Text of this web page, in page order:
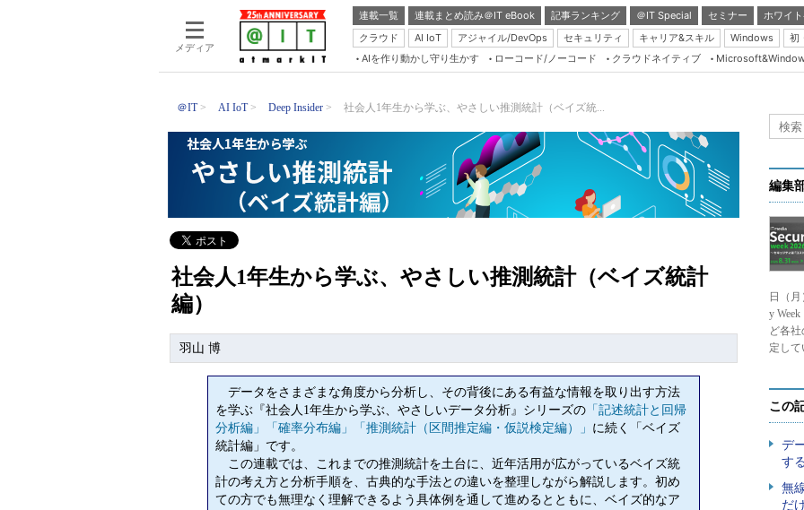
メディア
連載一覧 連載まとめ読み＠IT eBook 記事ランキング ＠IT Special セミナー
ホワイ
クラウド
AI IoT アジャイル/DevOps セキュリティ キャリア&スキル Windows
初
Server & Storage
Coding Edge
Java Agile
Database Expert
Master of IP Network
Security & Trust
AIを作り動かし守り生かす ローコード/ノーコード クラウドネイティブ
＠IT AI IoT Deep Insider 社会人1年生から学ぶ、やさしい推測統計（ベイズ統...
社会人1年生から学ぶ、やさしい推測統計（ベイズ統計
編）
羽山 博
データをさまざまな角度から分析し、その背後にある有益な情報を取り出す方法
を学ぶ『社会人1年生から学ぶ、やさしいデータ分析』シリーズの「記述統計と回帰
分析編」
「確率分布編」 「推測統計（区間推定編・仮説検定編）」 に続く「ベイズ
統計編」です。
この連載では、これまでの推測統計を土台に、近年活用が広がっているベイズ統
計の考え方と分析手順を、古典的な手法との違いを整理しながら解説します。初め
ての方でも無理なく理解できるよう具体例を通して進めるとともに、ベイズ的なア
編集
日（
y
ど各
定し